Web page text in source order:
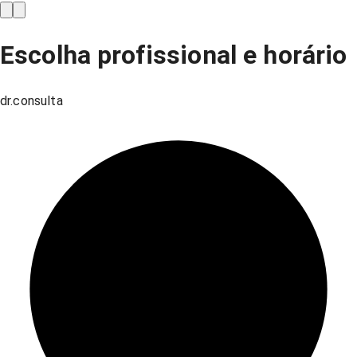
Escolha profissional e horário
dr.consulta